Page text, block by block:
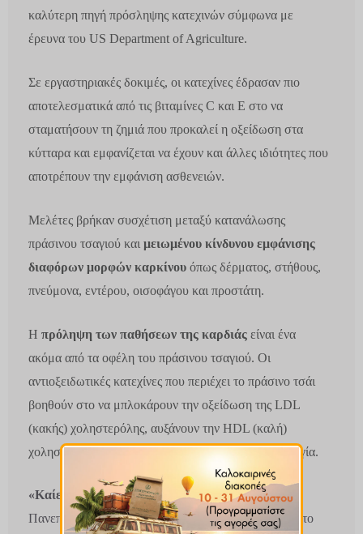
καλύτερη πηγή πρόσληψης κατεχινών σύμφωνα με
έρευνα του US Department of Agriculture.
Σε εργαστηριακές δοκιμές, οι κατεχίνες έδρασαν πιο
αποτελεσματικά από τις βιταμίνες C και E στο να
σταματήσουν τη ζημιά που προκαλεί η οξείδωση στα
κύτταρα και εμφανίζεται να έχουν και άλλες ιδιότητες που
αποτρέπουν την εμφάνιση ασθενειών.
Μελέτες βρήκαν συσχέτιση μεταξύ κατανάλωσης
πράσινου τσαγιού και μειωμένου κίνδυνου εμφάνισης
διαφόρων μορφών καρκίνου όπως δέρματος, στήθους,
πνεύμονα, εντέρου, οισοφάγου και προστάτη.
Η πρόληψη των παθήσεων της καρδιάς είναι ένα
ακόμα από τα οφέλη του πράσινου τσαγιού. Οι
αντιοξειδωτικές κατεχίνες που περιέχει το πράσινο τσάι
βοηθούν στο να μπλοκάρουν την οξείδωση της LDL
(κακής) χοληστερόλης, αυξάνουν την HDL (καλή)
χοληστερόλη και βελτιώνουν την αρτηριακή λειτουργία.
«Καίει» το λίπος της κοιλιάς. Έρευνα στο
Πανεπιστήμιο Tufts δείχνει ότι η επιγαλλοκατεχίνη στο